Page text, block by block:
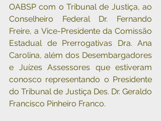
OABSP com o Tribunal de Justiça, ao
Conselheiro Federal Dr. Fernando
Freire, a Vice-Presidente da Comissão
Estadual de Prerrogativas Dra. Ana
Carolina, além dos Desembargadores
e Juízes Assessores que estiveram
conosco representando o Presidente
do Tribunal de Justiça Des. Dr. Geraldo
Francisco Pinheiro Franco.